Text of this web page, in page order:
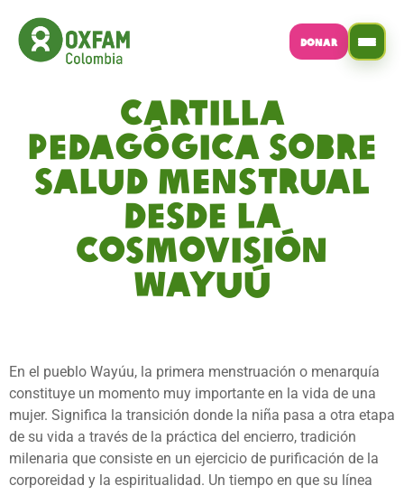
DONAR
Cartilla
pedagógica sobre
salud menstrual
desde la
cosmovisión
Wayuú
En el pueblo Wayúu, la primera menstruación o menarquía
constituye un momento muy importante en la vida de una
mujer. Significa la transición donde la niña pasa a otra etapa
de su vida a través de la práctica del encierro, tradición
milenaria que consiste en un ejercicio de purificación de la
corporeidad y la espiritualidad. Un tiempo en que su línea